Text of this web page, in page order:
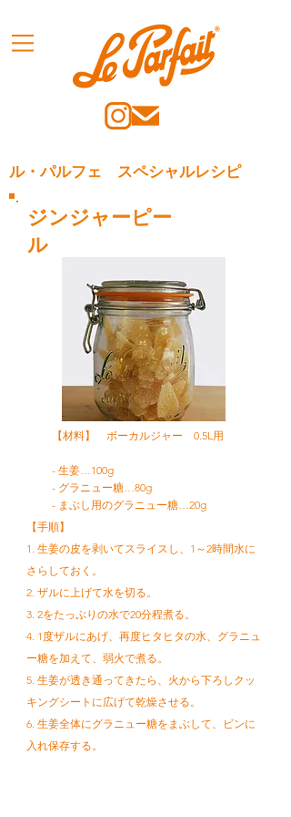
ル・パルフェ スペシャルレシピ
ジンジャーピー
ル
【材料】 ボーカルジャー 0.5L用
- 生姜…100g
- グラニュー糖…80g
- まぶし用のグラニュー糖…20g
【手順】
1. 生姜の皮を剥いてスライスし、1～2時間水に
さらしておく。
2. ザルに上げて水を切る。
3. 2をたっぷりの水で20分程煮る。
4. 1度ザルにあげ、再度ヒタヒタの水、グラニュ
ー糖を加えて、弱火で煮る。
5. 生姜が透き通ってきたら、火から下ろしクッ
キングシートに広げて乾燥させる。
6. 生姜全体にグラニュー糖をまぶして、ビンに
入れ保存する。